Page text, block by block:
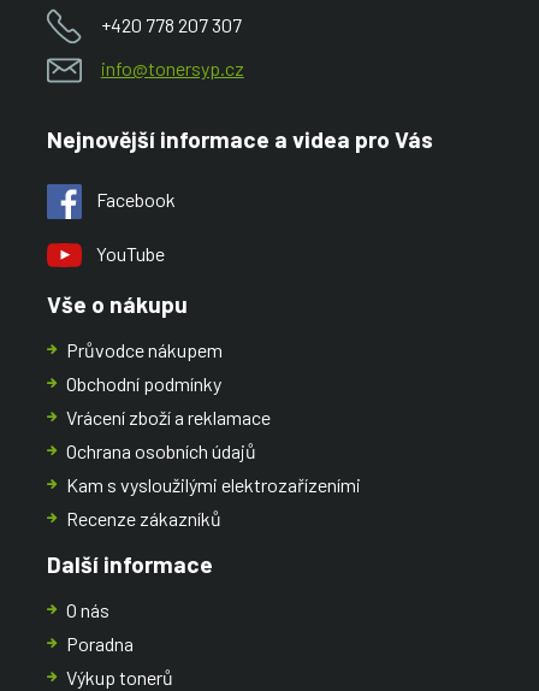
+420 778 207 307
info@tonersyp.cz
Nejnovější informace a videa pro Vás
Facebook
YouTube
Vše o nákupu
Průvodce nákupem
Obchodní podmínky
Vrácení zboží a reklamace
Ochrana osobních údajů
Kam s vysloužilými elektrozařízeními
Recenze zákazníků
Další informace
O nás
Poradna
Výkup tonerů